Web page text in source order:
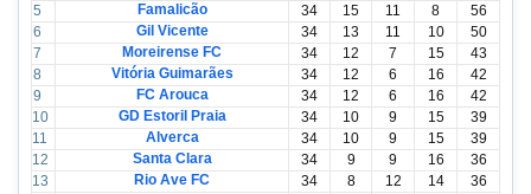
5
Famalicão 34 15 11 8
56
6
Gil Vicente 34 13 11 10
50
7
Moreirense FC 34 12 7 15
43
8
Vitória Guimarães 34 12 6 16
42
9
FC Arouca 34 12 6 16
42
10
GD Estoril Praia 34 10 9 15
39
11
Alverca 34 10 9 15
39
12
Santa Clara 34 9 9 16
36
13
Rio Ave FC 34 8 12 14
36